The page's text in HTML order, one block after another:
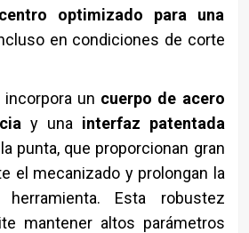
centro optimizado para una
en condiciones de corte
un cuerpo de acero
y una interfaz patentada
punta, que proporcionan gran
el mecanizado y prolongan la
Esta robustez
mantener altos parámetros